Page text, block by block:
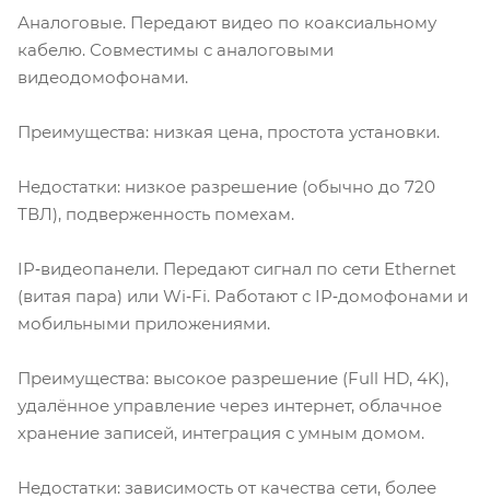
Аналоговые. Передают видео по коаксиальному
кабелю. Совместимы с аналоговыми
видеодомофонами.
Преимущества: низкая цена, простота установки.
Недостатки: низкое разрешение (обычно до 720
ТВЛ), подверженность помехам.
IP‑видеопанели. Передают сигнал по сети Ethernet
(витая пара) или Wi‑Fi. Работают с IP‑домофонами и
мобильными приложениями.
Преимущества: высокое разрешение (Full HD, 4K),
удалённое управление через интернет, облачное
хранение записей, интеграция с умным домом.
Недостатки: зависимость от качества сети, более